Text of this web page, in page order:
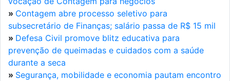
» Contagem abre processo seletivo para
subsecretário de Finanças; salário passa de R$ 15 mil
» Defesa Civil promove blitz educativa para
prevenção de queimadas e cuidados com a saúde
durante a seca
» Segurança, mobilidade e economia pautam encontro